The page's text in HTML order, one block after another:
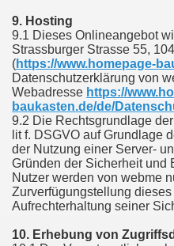
9. Hosting
9.1 Dieses Onlineangebot
Strassburger Strasse 55,
(https://www.homepage-
Datenschutzerklärung von
Webadresse https://
baukasten.de/de/
9.2 Die Rechtsgrundlage
lit f. DSGVO auf Grundlage
der Nutzung einer Server-
Gründen der Sicherheit und
Nutzer werden von webme
Zurverfügungstellung
Aufrechterhaltung seiner
10. Erhebung von